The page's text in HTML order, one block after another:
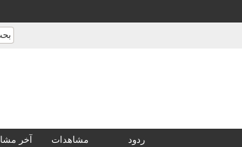
ردود مشاهدات آخر